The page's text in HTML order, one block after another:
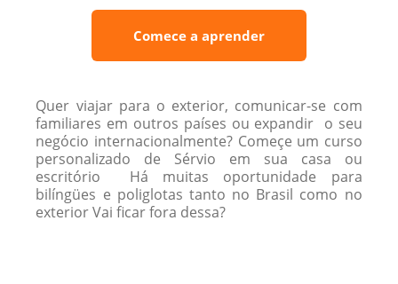
Comece a aprender
Quer viajar para o exterior, comunicar-se com
familiares em outros países ou expandir o seu
negócio internacionalmente? Começe um curso
personalizado de Sérvio em sua casa ou
escritório Há muitas oportunidade para
bilíngües e poliglotas tanto no Brasil como no
exterior Vai ficar fora dessa?